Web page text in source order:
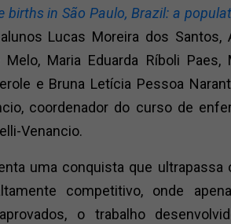
births in São Paulo, Brazil: a
Lucas Moreira dos Santos,
Maria Eduarda Ríboli Paes,
e Bruna Letícia Pessoa
coordenador do curso de
Venancio.
uma conquista que
competitivo, onde
o trabalho